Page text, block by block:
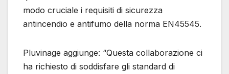
modo cruciale i requisiti di sicurezza
antincendio e antifumo della norma EN45545.
Pluvinage aggiunge: “Questa collaborazione ci
ha richiesto di soddisfare gli standard di